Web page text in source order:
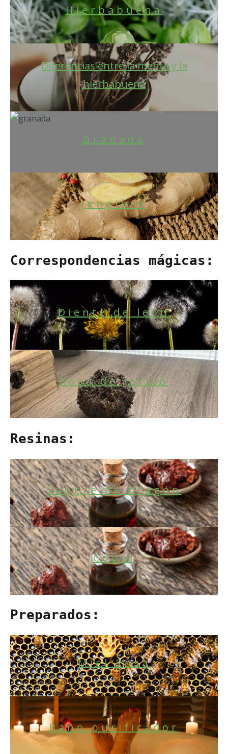
Hierbabuena
Diferencias entre la menta y la
hierbabuena
Granada
Jengibre
Correspondencias mágicas:
Diente de león
Rosa de Jericó
Resinas:
Sangre de dragón
Copal
Preparados:
Miel Rosa
Baño purificador